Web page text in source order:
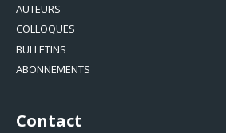
AUTEURS
COLLOQUES
BULLETINS
ABONNEMENTS
Contact